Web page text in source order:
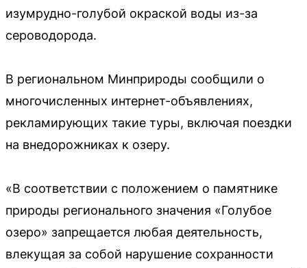
изумрудно-голубой окраской воды из-за
сероводорода.
В региональном Минприроды сообщили о
многочисленных интернет-объявлениях,
рекламирующих такие туры, включая поездки
на внедорожниках к озеру.
«В соответствии с положением о памятнике
природы регионального значения «Голубое
озеро» запрещается любая деятельность,
влекущая за собой нарушение сохранности